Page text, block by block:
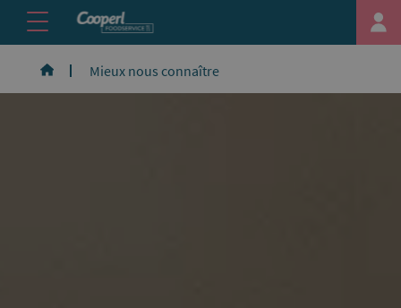
Mieux nous connaître